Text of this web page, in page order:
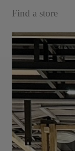
Find a store